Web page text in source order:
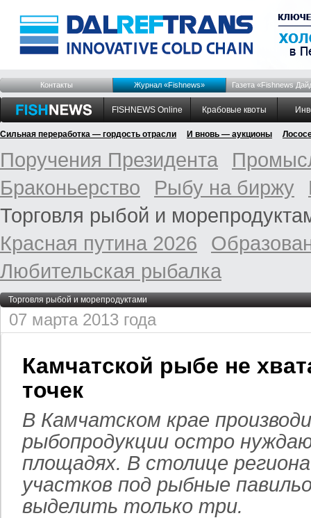
Контакты Журнал «Fishnews» Газета «Fishnews
FISHNEWS Online Крабовые квоты
Сильная переработка — гордость отрасли И вновь — аукционы
Поручения Президента
Браконьерство
Рыбу на биржу
Торговля рыбой и
Красная путина 2026
Любительская рыбалка
Торговля рыбой и морепродуктами
07 марта 2013 года
Камчатской рыбе не
точек
В Камчатском крае
рыбопродукции остро
площадях. В столице
участков под рыбные
выделить только три.